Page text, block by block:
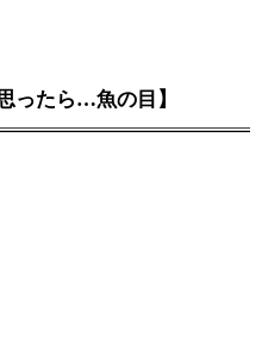
ったら…魚の目】